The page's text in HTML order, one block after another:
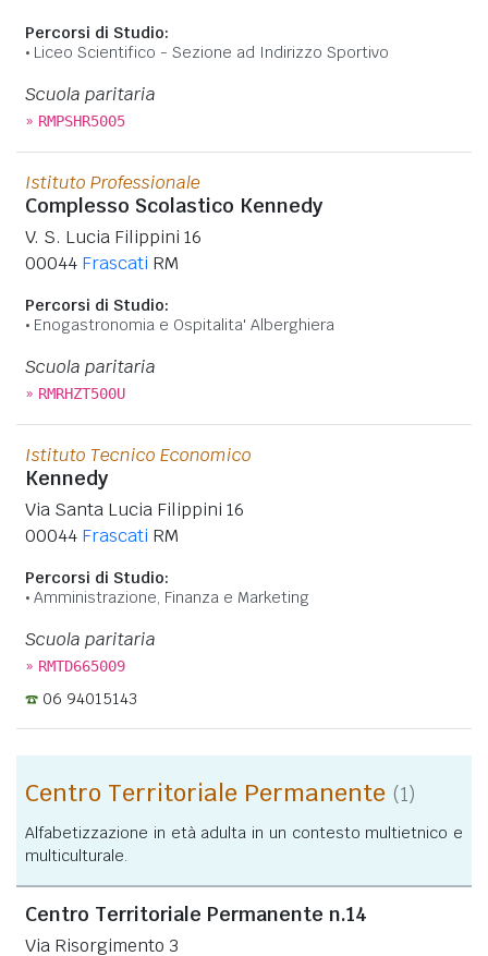
Percorsi di Studio:
Liceo Scientifico - Sezione ad Indirizzo Sportivo
Scuola paritaria
» RMPSHR5005
Istituto Professionale
Complesso Scolastico Kennedy
V. S. Lucia Filippini 16
00044 Frascati RM
Percorsi di Studio:
Enogastronomia e Ospitalita' Alberghiera
Scuola paritaria
» RMRHZT500U
Istituto Tecnico Economico
Kennedy
Via Santa Lucia Filippini 16
00044 Frascati RM
Percorsi di Studio:
Amministrazione, Finanza e Marketing
Scuola paritaria
» RMTD665009
06 94015143
Centro Territoriale Permanente (1)
Alfabetizzazione in età adulta in un contesto multietnico e
multiculturale.
Centro Territoriale Permanente n.14
Via Risorgimento 3